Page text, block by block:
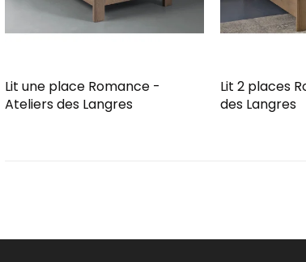
Lit une place Romance -
Ateliers des Langres
Lit 2 places
des Langres